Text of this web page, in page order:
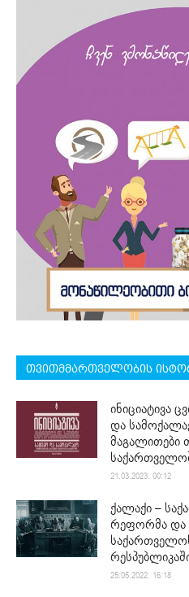
თვითმმართველობის
ინიციატივა
და
მაგალითები
21.03.2023. 00:12
ქალაქი –
რეფორმა და
25.05.2022. 16:18